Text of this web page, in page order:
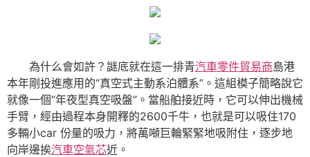
為什么會如許？謎底就在這一排青汽車零件貿易商島港
本年剛投進應用的“真空式主動系泊體系”。這組模子簡略說它
就像一個“年夜型真空吸盤”。當船舶接近時，它可以伸出機械
手臂，經由過程本身開釋的2600千牛，也就是可以吸住170
多輛小car 份量的吸力，將萬噸巨輪緊緊地吸附住，逐步地
向岸邊挨汽車空氣芯近。